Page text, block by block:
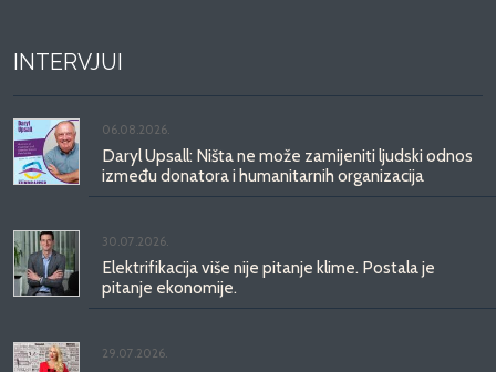
INTERVJUI
06.08.2026.
Daryl Upsall: Ništa ne može zamijeniti ljudski odnos
između donatora i humanitarnih organizacija
30.07.2026.
Elektrifikacija više nije pitanje klime. Postala je
pitanje ekonomije.
29.07.2026.